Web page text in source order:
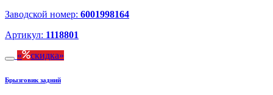
Заводской номер: 6001998164
Артикул: 1118801
скидка
Брызговик задний